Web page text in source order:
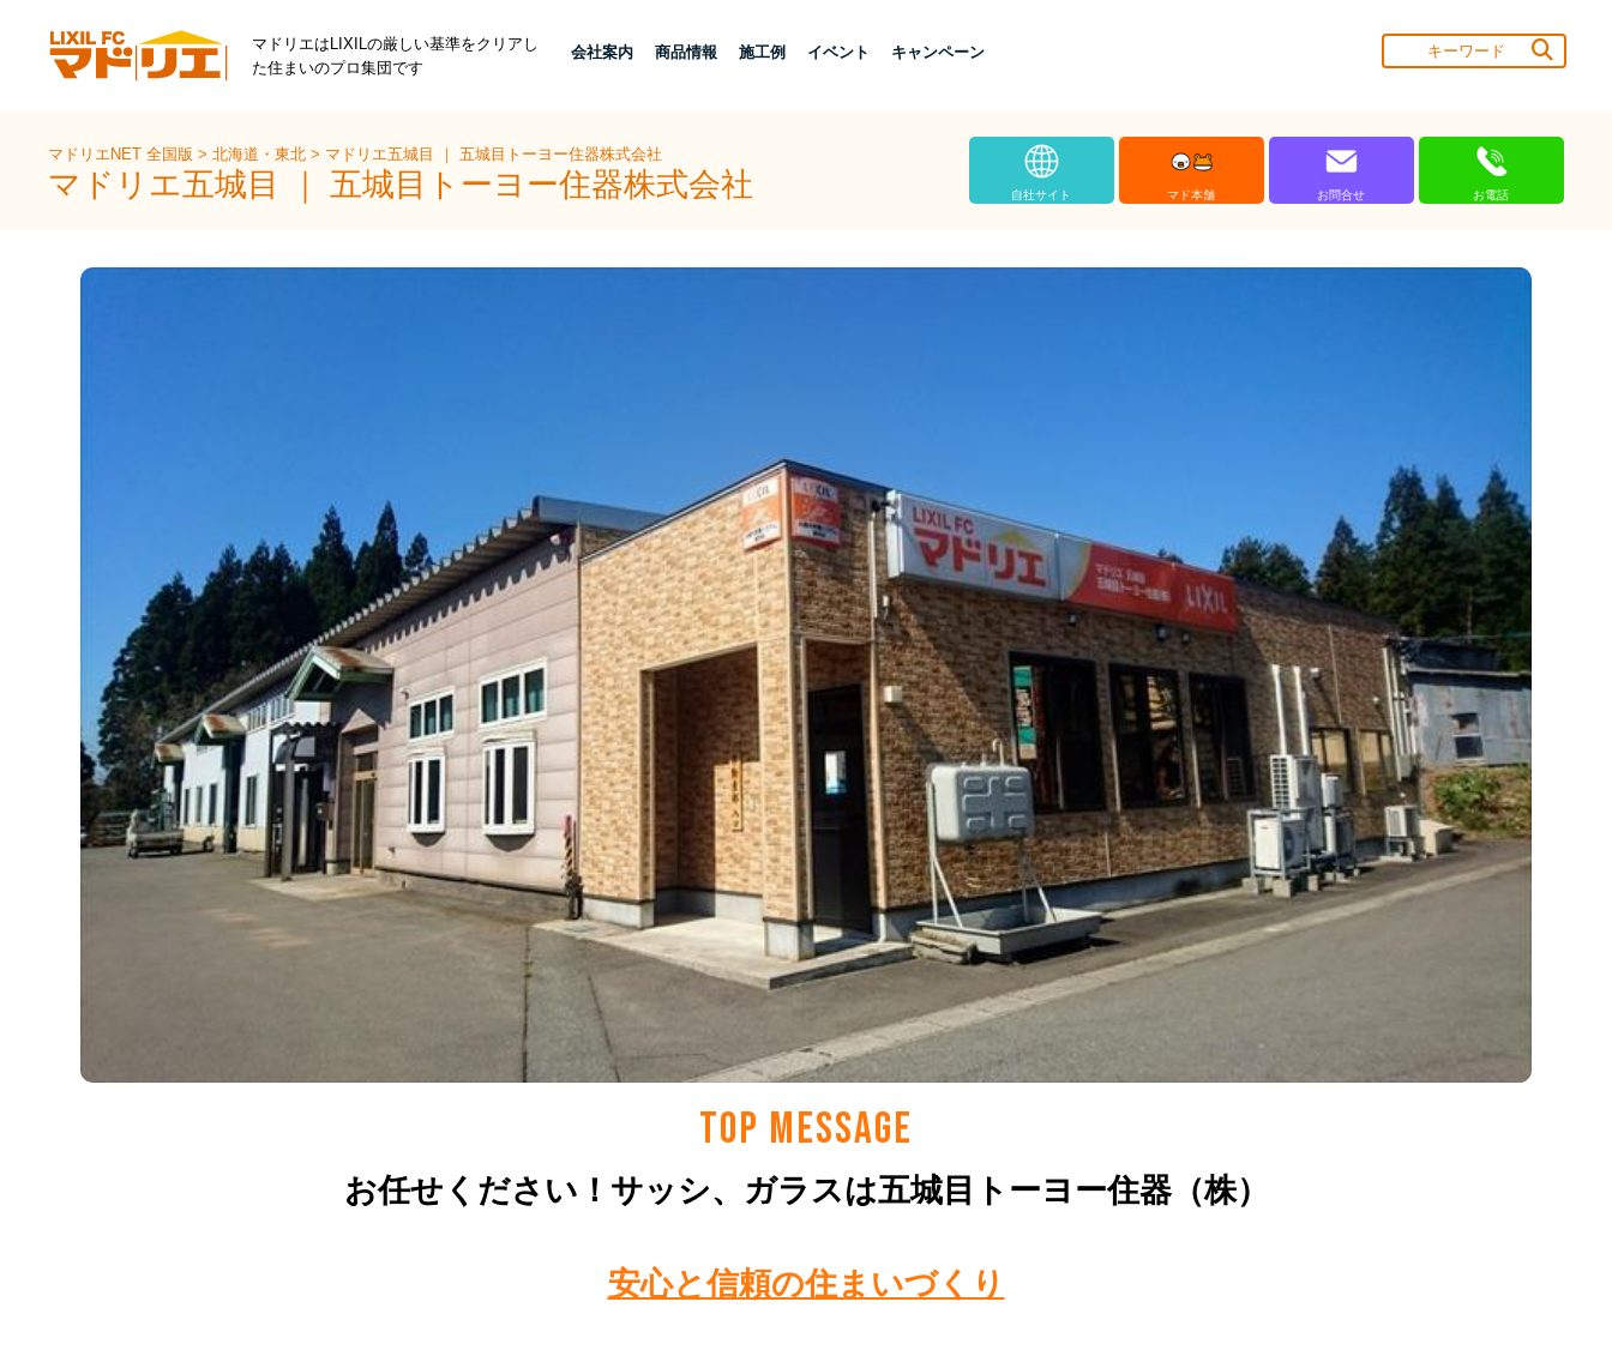
マドリエはLIXILの厳しい基準をクリアし
た住まいのプロ集団です
会社案内 商品情報 施工例 イベント キャンペーン
マドリエNET 全国版>北海道・東北> マドリエ五城目 ｜ 五城目トーヨー住器株式会社
マドリエ五城目 ｜ 五城目トーヨー住器株式会社 自社サイト マド本舗 お問合せ お電話
TOP MESSAGE
お任せください！サッシ、ガラスは五城目トーヨー住器（株）
安心と信頼の住まいづくり